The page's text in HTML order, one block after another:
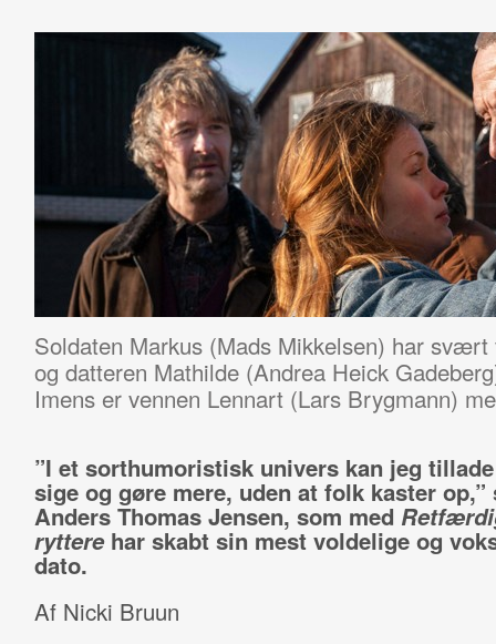
Soldaten Markus (Mads Mikkelsen) har
og datteren Mathilde (Andrea Heick
Imens er vennen Lennart (Lars Brygmann)
”I et sorthumoristisk univers kan jeg
sige og gøre mere, uden at folk kaster op,”
Anders Thomas Jensen, som med
rytterehar skabt sin mest voldelige og
dato.
Af Nicki Bruun